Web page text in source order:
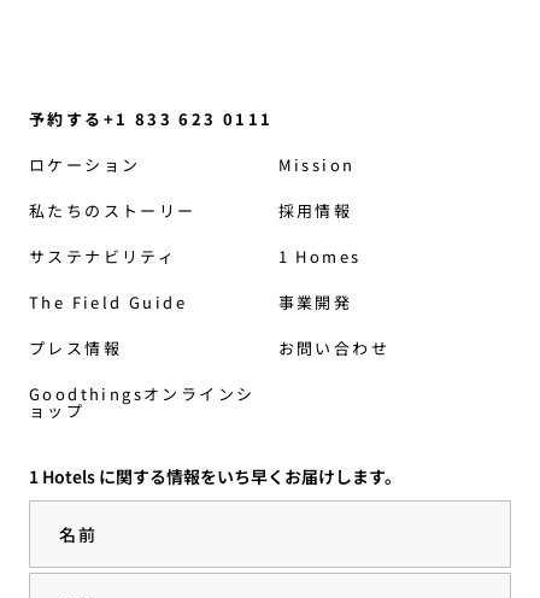
予約する+1 833 623 0111
ロケーション
私たちのストーリー
サステナビリティ
The Field Guide
プレス情報
Goodthingsオンラインシ
ョップ
Mission
採用情報
1 Homes
事業開発
お問い合わせ
1 Hotels に関する情報をいち早くお届けします。